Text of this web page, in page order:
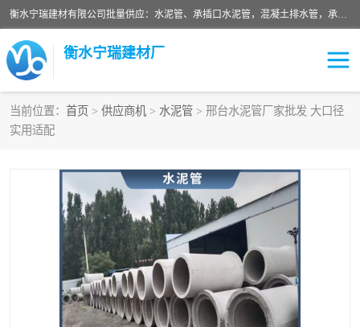
衡水宁瑞建材有限公司批量供应：水泥管、承插口水泥管，混凝土排水管，承插口水泥管，企口水泥管，钢承口水泥管，顶管，平口水泥管，水泥检查井，混凝土检查井，预制混凝土检查井，矩形检查井，圆形检查井等产品。
衡水宁瑞建材厂
当前位置： 首页 > 供应商机 > 水泥管 > 邢台水泥管厂家批发 大口径
实用适配
检查井
水泥管
圆形检查井 矩形检查井
混凝土检查井 预制混凝土检查井
企口水泥管 钢承口水泥管